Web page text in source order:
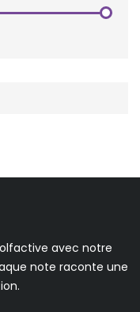
avec notre
note raconte une